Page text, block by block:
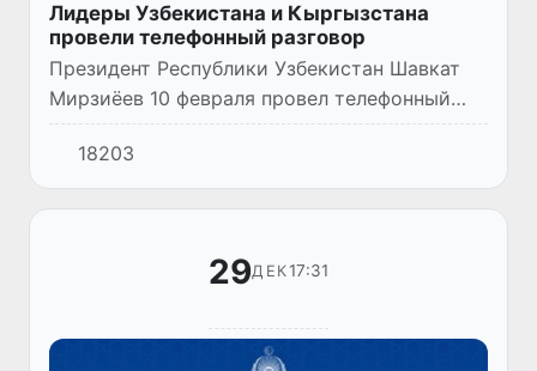
Лидеры Узбекистана и Кыргызстана
провели телефонный разговор
Президент Республики Узбекистан Шавкат
Мирзиёев 10 февраля провел телефонный
разговор с Президентом Кыргызской
Республики Садыром Жапаровым.
18203
29ДЕК17:31